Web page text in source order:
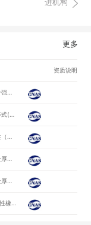
更多
资质说明
输送带 层间粘合强度 试验方法/GB/T 6759-2013
织物芯输送带 全厚度拉伸强度、拉断伸长率和参考力伸长率 试验方法/GB/T 3690-2009
织物芯输送带 全厚度拉伸强度、拉断伸长率和参考力伸长率 试验方法/GB/T 3690-2009